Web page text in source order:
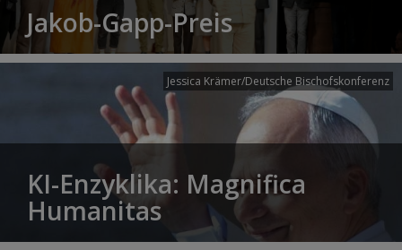
Jakob-Gapp-Preis
Jessica Krämer/Deutsche Bischofskonferenz
KI-Enzyklika: Magnifica
Humanitas